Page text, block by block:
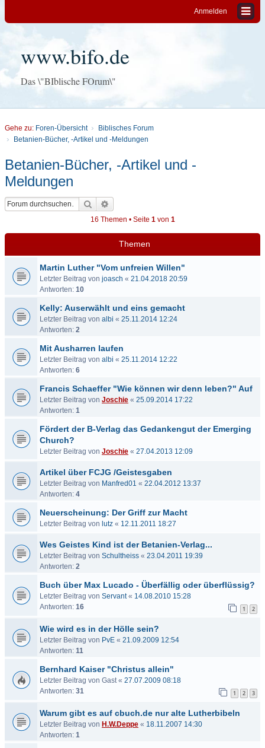
Anmelden
www.bifo.de
Das \"BIblische FOrum\"
Gehe zu: Foren-Übersicht
Biblisches Forum
Betanien-Bücher, -Artikel und -Meldungen
Betanien-Bücher, -Artikel und -
Meldungen
Suche
16 Themen • Seite 1von 1
Themen
Martin Luther "Vom unfreien Willen"
Letzter Beitrag von joasch « 21.04.2018 20:59
Antworten: 10
Kelly: Auserwählt und eins gemacht
Letzter Beitrag von albi « 25.11.2014 12:24
Antworten: 2
Mit Ausharren laufen
Letzter Beitrag von albi « 25.11.2014 12:22
Antworten: 6
Francis Schaeffer "Wie können wir denn leben?" Auf
Letzter Beitrag von Joschie « 25.09.2014 17:22
Antworten: 1
Fördert der B-Verlag das Gedankengut der Emerging
Church?
Letzter Beitrag von Joschie « 27.04.2013 12:09
Artikel über FCJG /Geistesgaben
Letzter Beitrag von Manfred01 « 22.04.2012 13:37
Antworten: 4
Neuerscheinung: Der Griff zur Macht
Letzter Beitrag von lutz « 12.11.2011 18:27
Wes Geistes Kind ist der Betanien-Verlag...
Letzter Beitrag von Schultheiss « 23.04.2011 19:39
Antworten: 2
Buch über Max Lucado - Überfällig oder überflüssig?
Letzter Beitrag von Servant« 14.08.2010 15:28
Antworten: 16 1 2
Wie wird es in der Hölle sein?
Letzter Beitrag von PvE « 21.09.2009 12:54
Antworten: 11
Bernhard Kaiser "Christus allein"
Letzter Beitrag von Gast« 27.07.2009 08:18
Antworten: 31 1 2 3
Warum gibt es auf cbuch.de nur alte Lutherbibeln
Letzter Beitrag von H.W.Deppe « 18.11.2007 14:30
Antworten: 1